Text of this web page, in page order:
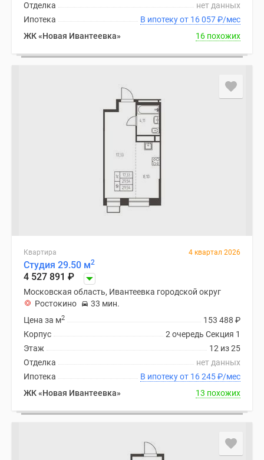
нет данных
Отделка
В ипотеку от 16 057₽/мес
Ипотека
ЖК «Новая Ивантеевка»
16 похожих
Квартира 4 квартал 2026
Студия 29.50 м2
4 527 891 ₽
Московская область, Ивантеевка городской округ
Ростокино
33 мин.
153 488 ₽
Цена за м2
2 очередь Секция 1
Корпус
12 из 25
Этаж
нет данных
Отделка
В ипотеку от 16 245₽/мес
Ипотека
ЖК «Новая Ивантеевка»
13 похожих